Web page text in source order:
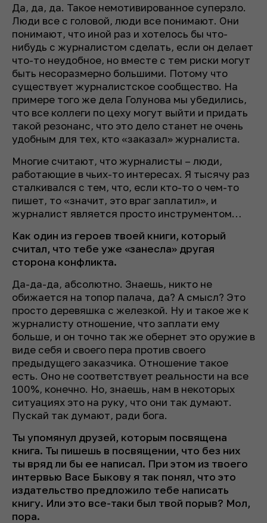
Да, да, да. Такое немотивированное суперзло.
Люди все с головой, люди все понимают. Они
понимают, что иной раз и хотелось бы что-
нибудь с журналистом сделать, если он делает
что-то неудобное, но вместе с тем риски могут
быть несоразмерно большими. Потому что
существует журналистское сообщество. На
примере того же дела Голунова мы убедились,
что все коллеги по цеху могут выйти и придать
такой резонанс, что это дело станет не очень
удобным для тех, кто «заказал» журналиста.
Многие считают, что журналисты – люди,
работающие в чьих-то интересах. Я тысячу раз
сталкивался с тем, что, если кто-то о чем-то
пишет, то «значит, это враг заплатил», и
журналист является просто инструментом…
Как один из героев твоей книги, который
считал, что тебе уже «занесла» другая
сторона конфликта.
Да-да-да, абсолютно. Знаешь, никто не
обижается на топор палача, да? А смысл? Это
просто деревяшка с железкой. Ну и такое же к
журналисту отношение, что заплати ему
больше, и он точно так же обернет это оружие в
виде себя и своего пера против своего
предыдущего заказчика. Отношение такое
есть. Оно не соответствует реальности на все
100%, конечно. Но, знаешь, нам в некоторых
ситуациях это на руку, что они так думают.
Пускай так думают, ради бога.
Ты упомянул друзей, которым посвящена
книга. Ты пишешь в посвящении, что без них
ты вряд ли бы ее написал. При этом из твоего
интервью Васе Быкову я так понял, что это
издательство предложило тебе написать
книгу. Или это все-таки был твой порыв? Мол,
пора.